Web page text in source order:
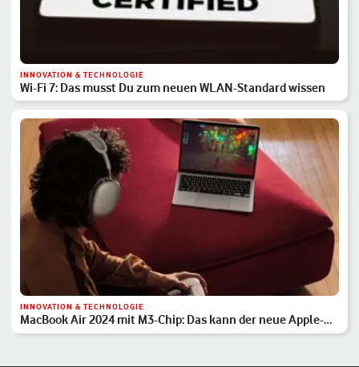
INNOVATION & TECHNOLOGIE
Wi-Fi 7: Das musst Du zum neuen WLAN-Standard wissen
INNOVATION & TECHNOLOGIE
MacBook Air 2024 mit M3-Chip: Das kann der neue Apple-
Laptop